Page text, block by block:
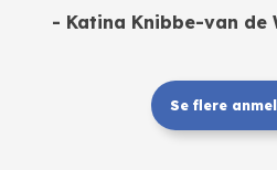
- Katina Knibbe-van de
Se flere